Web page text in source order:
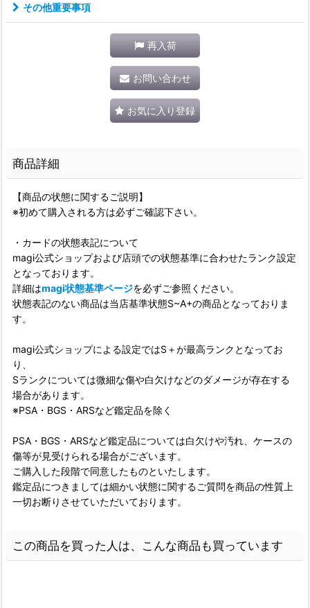
その他重要事項
再入荷
お問い合わせ
お気に入り登録
商品詳細
【商品の状態に関するご説明】
※初めて購入される方は必ずご確認下さい。
・カードの状態表記について
magi公式ショップおよび店頭での状態基準に合わせたランク設定
となっております。
詳細はmagi状態基準ページを必ずご参照ください。
状態表記のない商品は当店基準状態S~A+の商品となっておりま
す。
magi公式ショップによる設定ではS＋が最高ランクとなってお
り、
Sランクについては微細な傷や白欠けなどのダメージが存在する
場合があります。
※PSA・BGS・ARSなど鑑定品を除く
PSA・BGS・ARSなど鑑定品については白欠けや汚れ、ケースの
傷等が見受けられる場合がございます。
ご購入した段階で同意したものといたします。
鑑定品につきましては細かい状態に関するご質問を商品の性質上
一切お断りさせていただいております。
この商品を買った人は、こんな商品も買っています